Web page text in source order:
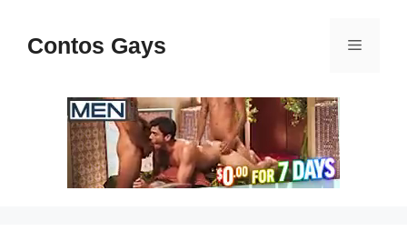
paraContos Gays Menu